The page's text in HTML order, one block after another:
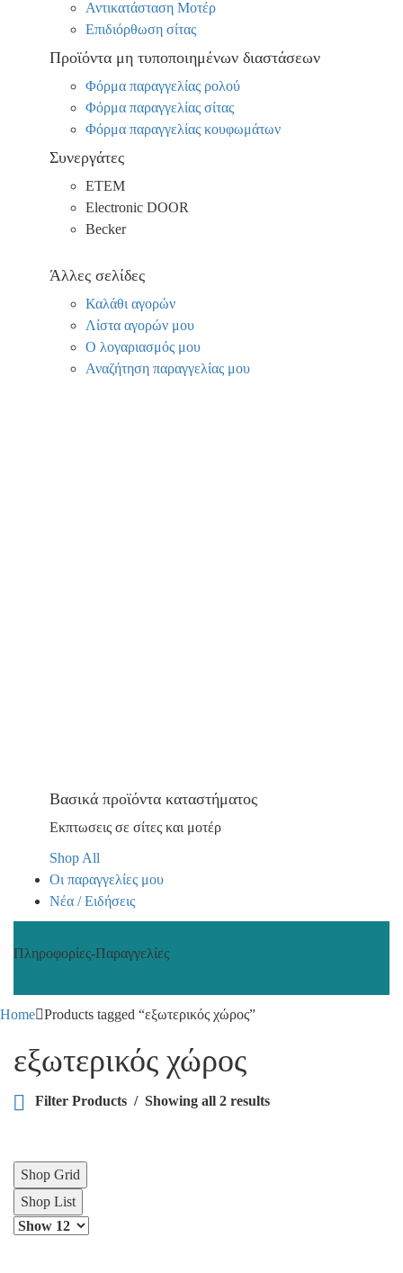
Αντικατάσταση Μοτέρ
Επιδιόρθωση σίτας
Προϊόντα μη τυποποιημένων διαστάσεων
Φόρμα παραγγελίας ρολού
Φόρμα παραγγελίας σίτας
Φόρμα παραγγελίας κουφωμάτων
Συνεργάτες
ΕΤΕΜ
Electronic DOOR
Becker
Άλλες σελίδες
Καλάθι αγορών
Λίστα αγορών μου
Ο λογαριασμός μου
Αναζήτηση παραγγελίας μου
Βασικά προϊόντα καταστήματος
Εκπτωσεις σε σίτες και μοτέρ
Shop All
Οι παραγγελίες μου
Νέα / Ειδήσεις
Πληροφορίες-Παραγγελίες
Home Products tagged “εξωτερικός χώρος”
εξωτερικός χώρος
Filter Products Showing all 2 results
Shop Grid
Shop List